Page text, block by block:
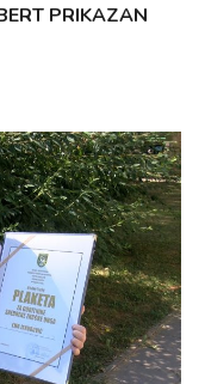
PRIKAZAN